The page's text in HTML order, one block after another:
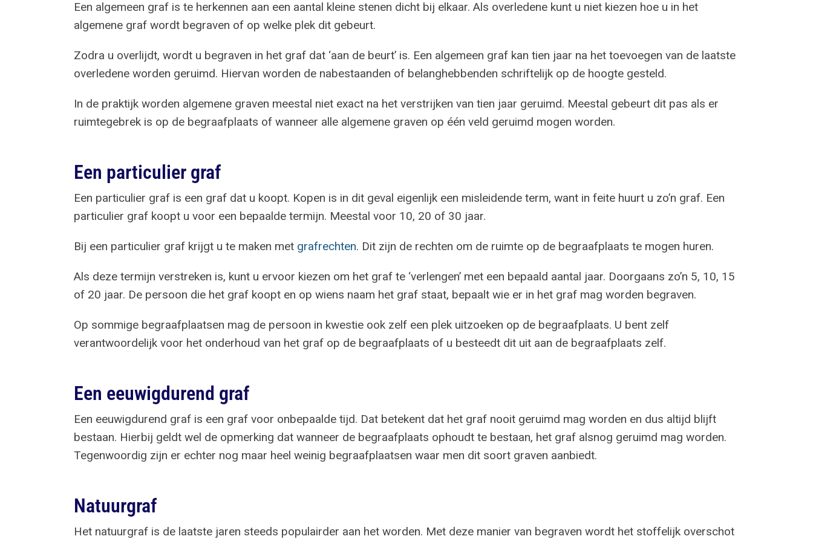
Een algemeen graf is te herkennen aan een aantal kleine stenen dicht bij elkaar. Als overledene kunt u niet kiezen hoe u in het
algemene graf wordt begraven of op welke plek dit gebeurt.
Zodra u overlijdt, wordt u begraven in het graf dat ‘aan de beurt’ is. Een algemeen graf kan tien jaar na het toevoegen van de laatste
overledene worden geruimd. Hiervan worden de nabestaanden of belanghebbenden schriftelijk op de hoogte gesteld.
In de praktijk worden algemene graven meestal niet exact na het verstrijken van tien jaar geruimd. Meestal gebeurt dit pas als er
ruimtegebrek is op de begraafplaats of wanneer alle algemene graven op één veld geruimd mogen worden.
Een particulier graf
Een particulier graf is een graf dat u koopt. Kopen is in dit geval eigenlijk een misleidende term, want in feite huurt u zo’n graf. Een
particulier graf koopt u voor een bepaalde termijn. Meestal voor 10, 20 of 30 jaar.
Bij een particulier graf krijgt u te maken met grafrechten. Dit zijn de rechten om de ruimte op de begraafplaats te mogen huren.
Als deze termijn verstreken is, kunt u ervoor kiezen om het graf te ‘verlengen’ met een bepaald aantal jaar. Doorgaans zo’n 5, 10, 15
of 20 jaar. De persoon die het graf koopt en op wiens naam het graf staat, bepaalt wie er in het graf mag worden begraven.
Op sommige begraafplaatsen mag de persoon in kwestie ook zelf een plek uitzoeken op de begraafplaats. U bent zelf
verantwoordelijk voor het onderhoud van het graf op de begraafplaats of u besteedt dit uit aan de begraafplaats zelf.
Een eeuwigdurend graf
Een eeuwigdurend graf is een graf voor onbepaalde tijd. Dat betekent dat het graf nooit geruimd mag worden en dus altijd blijft
bestaan. Hierbij geldt wel de opmerking dat wanneer de begraafplaats ophoudt te bestaan, het graf alsnog geruimd mag worden.
Tegenwoordig zijn er echter nog maar heel weinig begraafplaatsen waar men dit soort graven aanbiedt.
Natuurgraf
Het natuurgraf is de laatste jaren steeds populairder aan het worden. Met deze manier van begraven wordt het stoffelijk overschot